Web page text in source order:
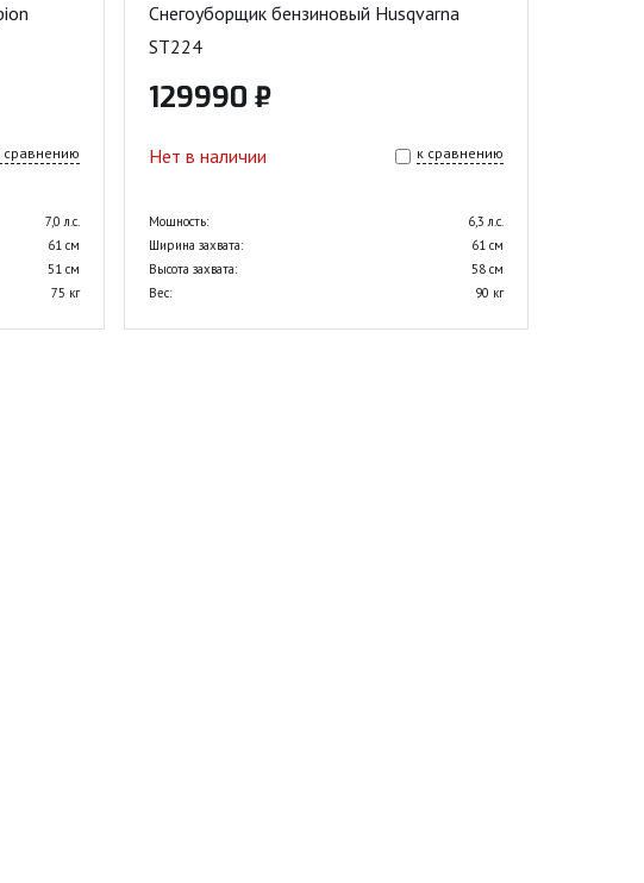
сравнению
7,0 л.с.
61 см
51 см
75 кг
Снегоуборщик бензиновый Husqvarna
ST224
129990 ₽
к сравнению
Нет в наличии
Мощность:
6,3 л.с.
Ширина захвата:
61 см
Высота захвата:
58 см
Вес:
90 кг